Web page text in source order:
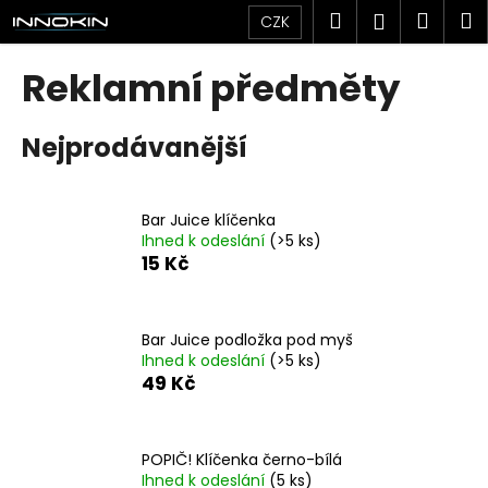
Přejít
na
obsah
CZK Hledat
Reklamní předměty
Nejprodávanější
Bar Juice klíčenka
Ihned k odeslání (>5 ks)
15 Kč
Bar Juice podložka pod myš
Ihned k odeslání (>5 ks)
49 Kč
POPIČ! Klíčenka černo-bílá
Ihned k odeslání (5 ks)
K
o
o